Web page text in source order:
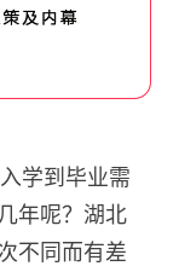
学到毕业需
年呢？湖北
不同而有差